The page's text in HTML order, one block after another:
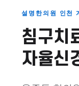
설명한의원 인천
침구치
자율신